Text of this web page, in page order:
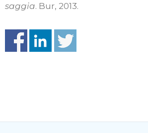
saggia. Bur, 2013.